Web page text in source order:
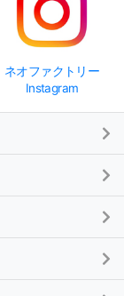
ネオファクトリー
Instagram